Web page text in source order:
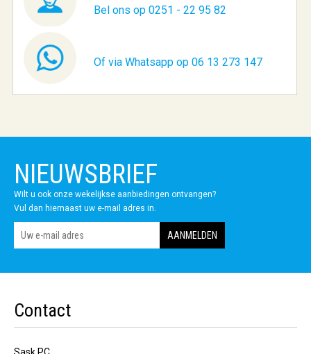
Bel ons op 0251 - 22 95 82
Of via Whatsapp op 06 13 273 147
NIEUWSBRIEF
Wilt u ook onze wekelijkse aanbiedingen ontvangen?
Vul dan hiernaast uw e-mail adres in.
Contact